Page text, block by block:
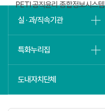
PETI 공직윤리 종합정보시스템
실 · 과/직속기관
특화누리집
도내자치단체